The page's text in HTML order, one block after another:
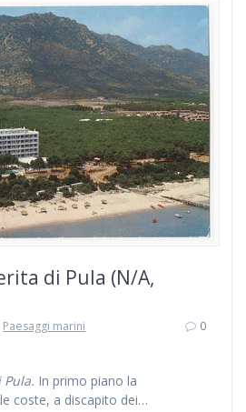
di Pula (N/A,
Paesaggi marini
0
In primo piano la
coste, a discapito dei…